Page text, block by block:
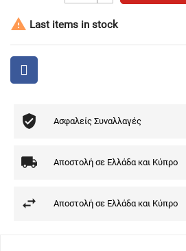
 Last items in stock
Ασφαλείς Συναλλαγές
Αποστολή σε Ελλάδα και Κύπρο
Αποστολή σε Ελλάδα και Κύπρο